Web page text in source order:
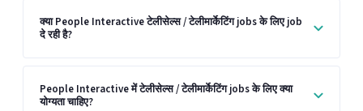
क्या People Interactive टेलीसेल्स / टेलीमार्केटिंग jobs के लिए job
दे रही है?
People Interactive में टेलीसेल्स / टेलीमार्केटिंग jobs के लिए क्या
योग्यता चाहिए?